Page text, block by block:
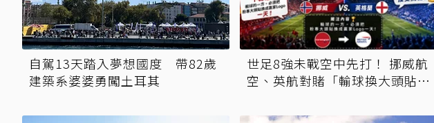
自駕13天踏入夢想國度 帶82歲
建築系婆婆勇闖土耳其
世足8強未戰空中先打！ 挪威航
空、英航對賭「輸球換大頭貼一